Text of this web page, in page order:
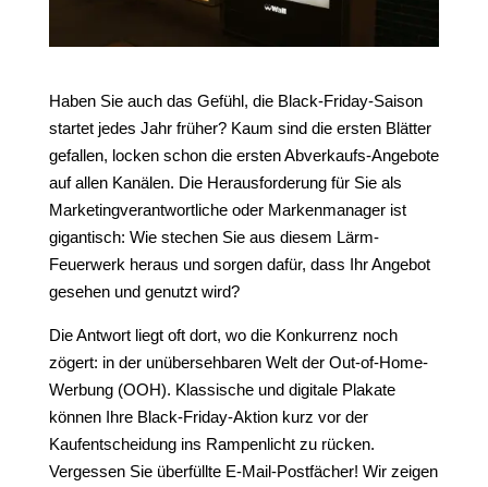
Haben Sie auch das Gefühl, die Black-Friday-Saison
startet jedes Jahr früher? Kaum sind die ersten Blätter
gefallen, locken schon die ersten Abverkaufs-Angebote
auf allen Kanälen. Die Herausforderung für Sie als
Marketingverantwortliche oder Markenmanager ist
gigantisch: Wie stechen Sie aus diesem Lärm-
Feuerwerk heraus und sorgen dafür, dass Ihr Angebot
gesehen und genutzt wird?
Die Antwort liegt oft dort, wo die Konkurrenz noch
zögert: in der unübersehbaren Welt der Out-of-Home-
Werbung (OOH). Klassische und digitale Plakate
können Ihre Black-Friday-Aktion kurz vor der
Kaufentscheidung ins Rampenlicht zu rücken.
Vergessen Sie überfüllte E-Mail-Postfächer! Wir zeigen